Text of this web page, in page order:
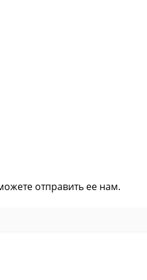
отправить ее нам.